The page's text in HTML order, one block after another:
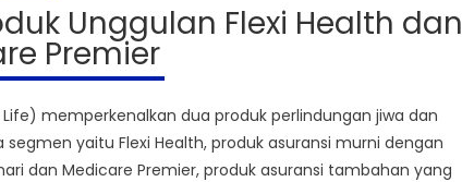
Unggulan Flexi Health dan
Premier
Life) memperkenalkan dua produk perlindungan jiwa dan
yaitu Flexi Health, produk asuransi murni dengan
dan Medicare Premier, produk asuransi tambahan yang